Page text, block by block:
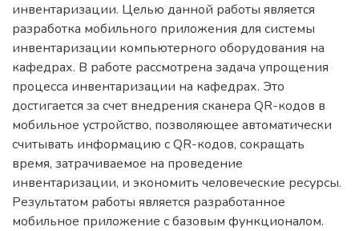
инвентаризации. Целью данной работы является
разработка мобильного приложения для системы
инвентаризации компьютерного оборудования на
кафедрах. В работе рассмотрена задача упрощения
процесса инвентаризации на кафедрах. Это
достигается за счет внедрения сканера QR-кодов в
мобильное устройство, позволяющее автоматически
считывать информацию с QR-кодов, сокращать
время, затрачиваемое на проведение
инвентаризации, и экономить человеческие ресурсы.
Результатом работы является разработанное
мобильное приложение с базовым функционалом.